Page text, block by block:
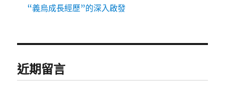
“義烏成長經歷”的深入啟發
近期留言